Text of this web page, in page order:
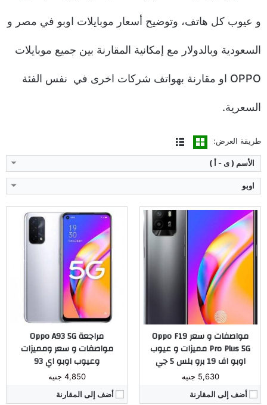
و عيوب كل هاتف، وتوضيح أسعار موبايلات اوبو في مصر و
السعودية وبالدولار مع إمكانية المقارنة بين جميع موبايلات
OPPO او مقارنة بهواتف شركات اخرى في نفس الفئة
السعرية.
طريقة العرض:
الأسم ( ى - أ )
اوبو
مواصفات و سعر Oppo F19
Pro Plus 5G مميزات و عيوب
اوبو اف 19 برو بلس 5 جي
5,630 جنيه
أضف إلى المقارنة
المُعالج:MediaTek Dimensity 800U 5G ثماني النواة
ذاكرة داخليه / رام:
الشاشة:
البطارية:ليثيوم بوليمر بسعة 4310 ملّي أمبير
نظام التشغيل:أندرويد 11
مراجعة Oppo A93 5G
مواصفات و سعر ومميزات
وعيوب اوبو اي 93
4,850 جنيه
أضف إلى المقارنة
المُعالج:Qualcomm Snapdragon 480 5G ثماني النواة
ذاكرة داخليه / رام:
الشاشة:
البطارية:
ليثيوم بوليمر بسعة 5000 ملّي أمبير
نظام التشغيل:أندرويد 11
المُعالج:MediaTek Dimensity 700 5G ثماني النواة
الكاميرا:ثلاثية 13 و2 و2 ميجا/ أمامية 8 ميجا
ذاكرة داخليه / رام:
الشاشة:IPS LCD بمقاس 6.5 بوصة
البطارية:ليثيوم بوليمر بسعة 5000 ملّي أمبير
نظام التشغيل:أندرويد 11
مراجعة كاملة ←
المُعالج:كوالكوم سناب دراجون 680
الكاميرا:الخلفية 46/ 2 / 2 ميجا بيكسل _ الأمامية 32 ميجا بيكسا
ذاكرة داخليه / رام:
الشاشة:AMOLED
البطارية:
نظام التشغيل:Android 11
مراجعة كاملة ←